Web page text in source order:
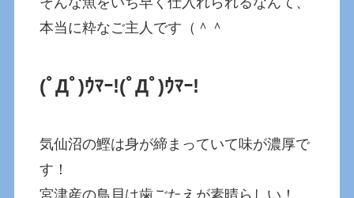
本当に粋なご主人です（＾＾
(ﾟДﾟ)ｳﾏｰ!(ﾟДﾟ)ｳﾏｰ!
気仙沼の鰹は身が締まっていて味が濃厚で
す！